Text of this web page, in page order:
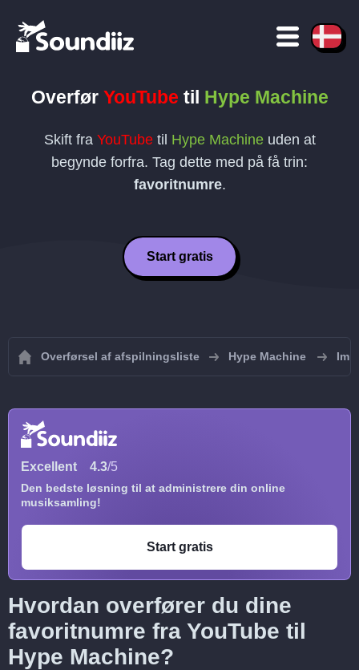
Overfør YouTube til Hype Machine
Skift fra YouTubetil Hype Machineuden at
begynde forfra. Tag dette med på få trin:
favoritnumre.
Start gratis
Overførsel af afspilningsliste Hype Machine
Excellent 4.3/5
Den bedste løsning til at administrere din online
musiksamling!
Start gratis
Hvordan overfører du dine
favoritnumre fra YouTube til
Hype Machine?